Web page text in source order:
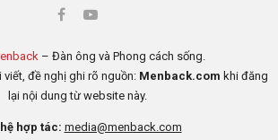
– Đàn ông và Phong cách sống.
đề nghị ghi rõ nguồn: Menback.com khi đăng
lại nội dung từ website này.
hợp tác: media@menback.com